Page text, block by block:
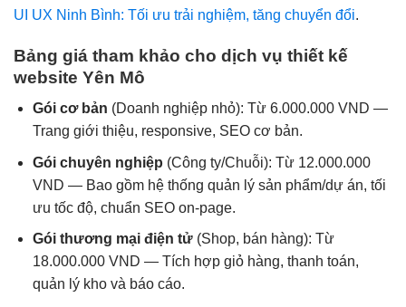
UI UX Ninh Bình: Tối ưu trải nghiệm, tăng chuyển đổi.
Bảng giá tham khảo cho dịch vụ thiết kế
website Yên Mô
Gói cơ bản (Doanh nghiệp nhỏ): Từ 6.000.000 VND —
Trang giới thiệu, responsive, SEO cơ bản.
Gói chuyên nghiệp (Công ty/Chuỗi): Từ 12.000.000
VND — Bao gồm hệ thống quản lý sản phẩm/dự án, tối
ưu tốc độ, chuẩn SEO on-page.
Gói thương mại điện tử(Shop, bán hàng): Từ
18.000.000 VND — Tích hợp giỏ hàng, thanh toán,
quản lý kho và báo cáo.